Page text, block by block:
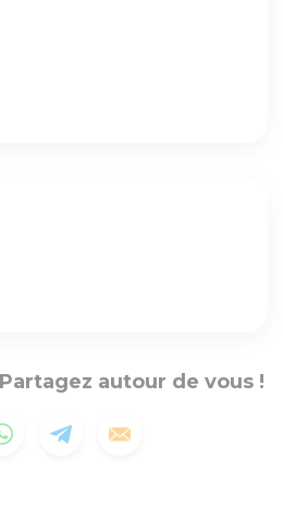
autour de vous !